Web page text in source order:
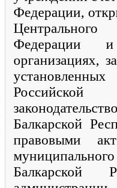
Федерации,
Федерации
организациях,
Балкарской
правовыми
Балкарской